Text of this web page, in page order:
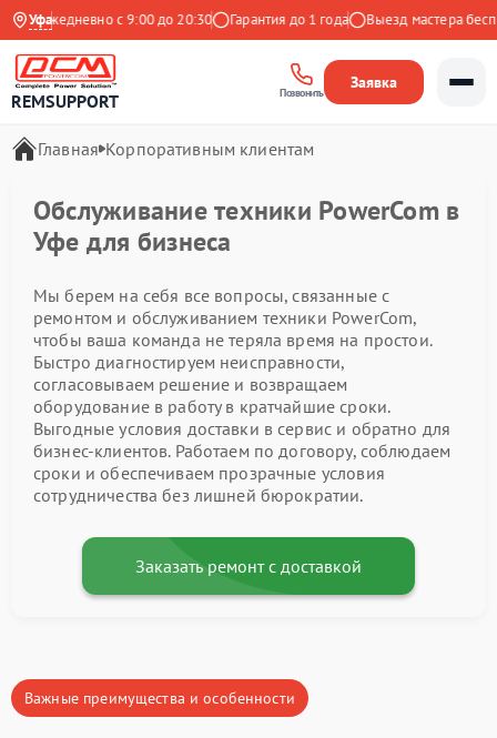
Уфа
Ежедневно с 9:00 до 20:30 Гарантия до 1 года Выезд мастера
REMSUPPORT Позвонить
Заявка
Главная Корпоративным клиентам
Обслуживание техники PowerCom в
Уфе для бизнеса
Мы берем на себя все вопросы, связанные с
ремонтом и обслуживанием техники PowerCom,
чтобы ваша команда не теряла время на простои.
Быстро диагностируем неисправности,
согласовываем решение и возвращаем
оборудование в работу в кратчайшие сроки.
Выгодные условия доставки в сервис и обратно для
бизнес-клиентов. Работаем по договору, соблюдаем
сроки и обеспечиваем прозрачные условия
сотрудничества без лишней бюрократии.
Заказать ремонт с доставкой
Важные преимущества и особенности